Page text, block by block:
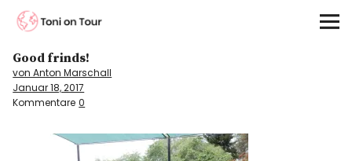
Toni on Tour
Startseite
About
On the Road
Good frinds!
von Anton Marschall
Januar 18, 2017
Kommentare 0